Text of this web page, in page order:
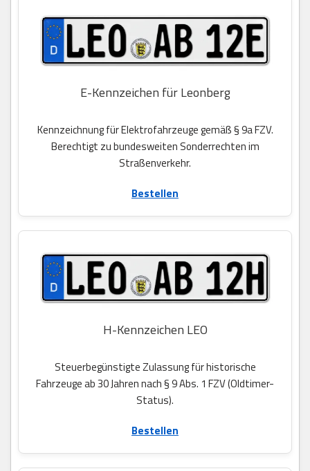
E-Kennzeichen für Leonberg
Kennzeichnung für Elektrofahrzeuge gemäß § 9a FZV.
Berechtigt zu bundesweiten Sonderrechten im
Straßenverkehr.
Bestellen
H-Kennzeichen LEO
Steuerbegünstigte Zulassung für historische
Fahrzeuge ab 30 Jahren nach § 9 Abs. 1 FZV (Oldtimer-
Status).
Bestellen